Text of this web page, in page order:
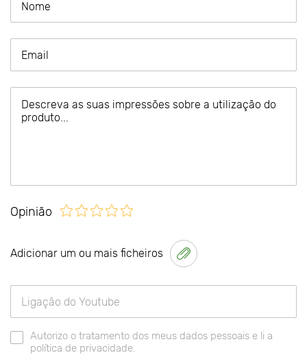
Opinião
Adicionar um ou mais ficheiros
Autorizo o tratamento dos meus dados pessoais e li a
política de privacidade.